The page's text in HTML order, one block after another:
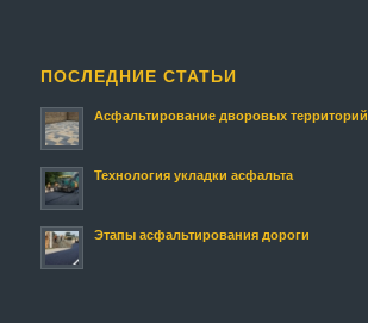
ПОСЛЕДНИЕ СТАТЬИ
Асфальтирование дворовых территорий
Технология укладки асфальта
Этапы асфальтирования дороги